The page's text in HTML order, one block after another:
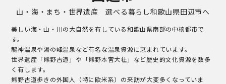
山・海・まち・世界遺産 選べる暮らし和歌山県田辺市へ
美しい海・山・川の大自然を有している和歌山県南部の中核都市で
す。
龍神温泉や湯の峰温泉など有名な温泉資源に恵まれています。
世界遺産「熊野古道」や「熊野本宮大社」など歴史的文化資源を数多
く有します。
熊野古道歩きの外国人（特に欧米系）の来訪が大変多くなっていま